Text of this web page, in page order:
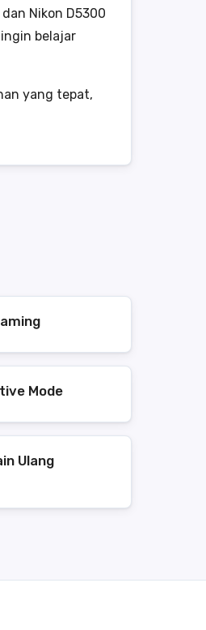
Nikon D5300
belajar
yang tepat,
Mode
Ulang